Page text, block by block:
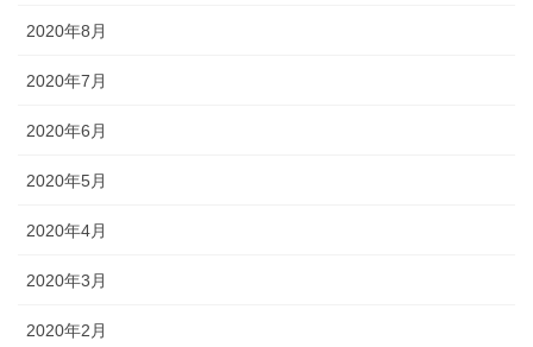
2020年8月
2020年7月
2020年6月
2020年5月
2020年4月
2020年3月
2020年2月